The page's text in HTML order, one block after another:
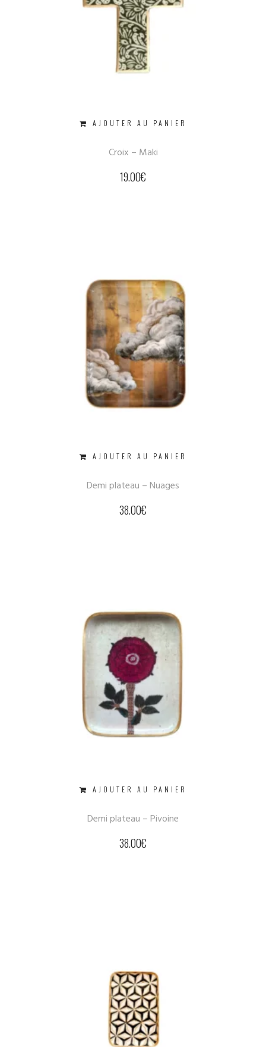
AJOUTER AU PANIER
Croix – Maki
19.00€
AJOUTER AU PANIER
Demi plateau – Nuages
38.00€
AJOUTER AU PANIER
Demi plateau – Pivoine
38.00€